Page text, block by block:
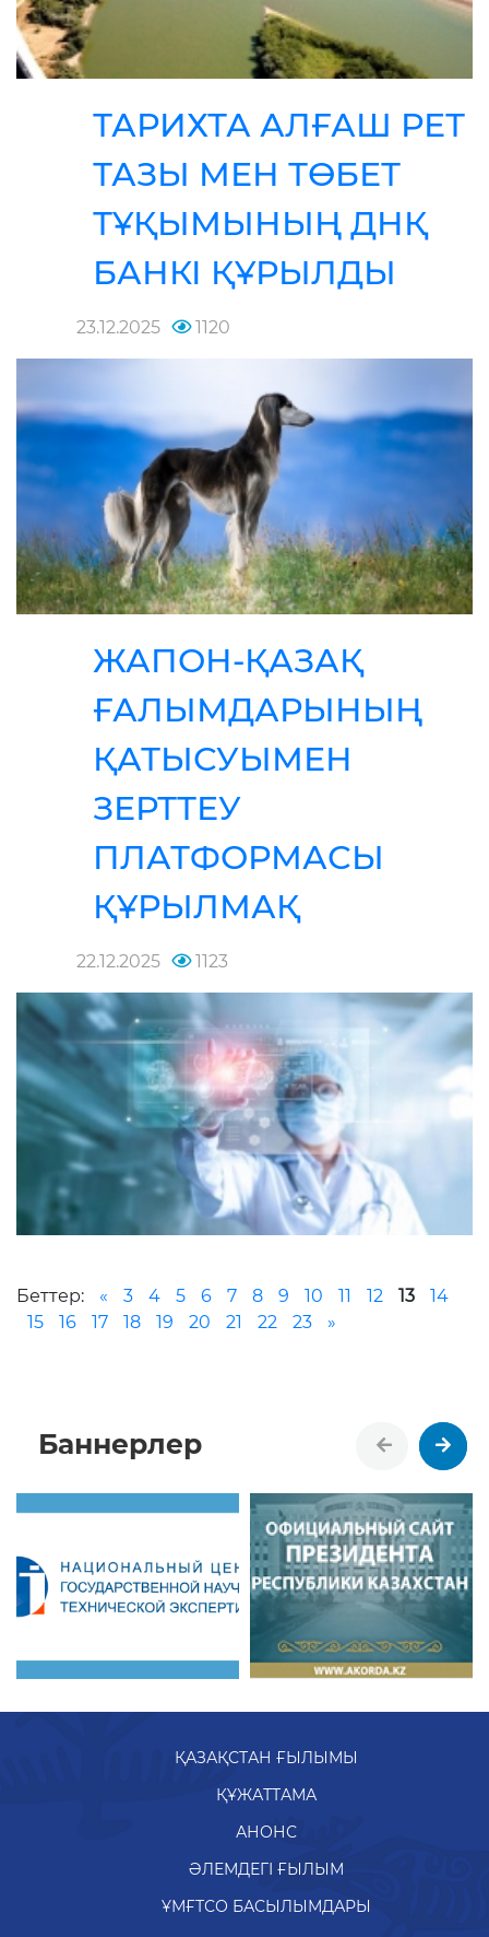
ТАРИХТА АЛҒАШ РЕТ
ТАЗЫ МЕН ТӨБЕТ
ТҰҚЫМЫНЫҢ ДНҚ
БАНКІ ҚҰРЫЛДЫ
23.12.2025 1120
ЖАПОН-ҚАЗАҚ
ҒАЛЫМДАРЫНЫҢ
ҚАТЫСУЫМЕН
ЗЕРТТЕУ
ПЛАТФОРМАСЫ
ҚҰРЫЛМАҚ
22.12.2025 1123
Беттер: « 3 4 5 6 7 8 9 10 11 12 13
14
15
16 17 18 19 20 21 22 23 »
Баннерлер
ҚАЗАҚСТАН ҒЫЛЫМЫ
ҚҰЖАТТАМА
АНОНС
ӘЛЕМДЕГІ ҒЫЛЫМ
ҰМҒТСО БАСЫЛЫМДАРЫ